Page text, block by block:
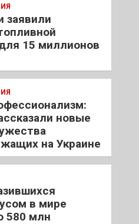
заявили
15 миллионов
новые
на Украине
в мире
580 млн